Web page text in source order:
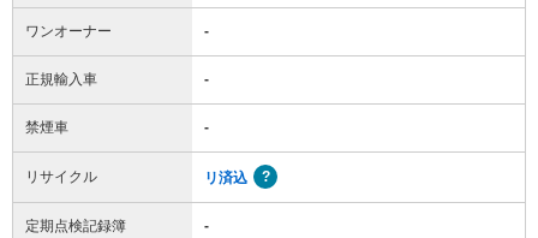
ワンオーナー -
正規輸入車 -
禁煙車 -
リサイクル リ済込
定期点検記録簿 -